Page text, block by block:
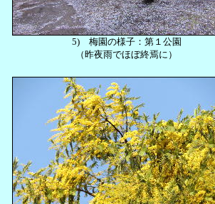
5)梅園の様子：第１公園
（昨夜雨でほぼ終焉に）